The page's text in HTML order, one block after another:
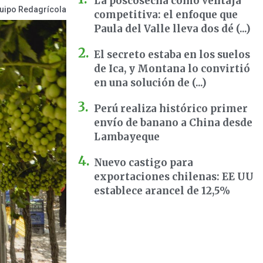
Redagrícola
competitiva: el enfoque que
Paula del Valle lleva dos dé (...)
El secreto estaba en los suelos
de Ica, y Montana lo convirtió
en una solución de (...)
Perú realiza histórico primer
envío de banano a China desde
Lambayeque
Nuevo castigo para
exportaciones chilenas: EE UU
establece arancel de 12,5%